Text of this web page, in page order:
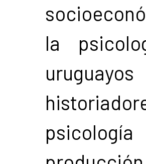
la